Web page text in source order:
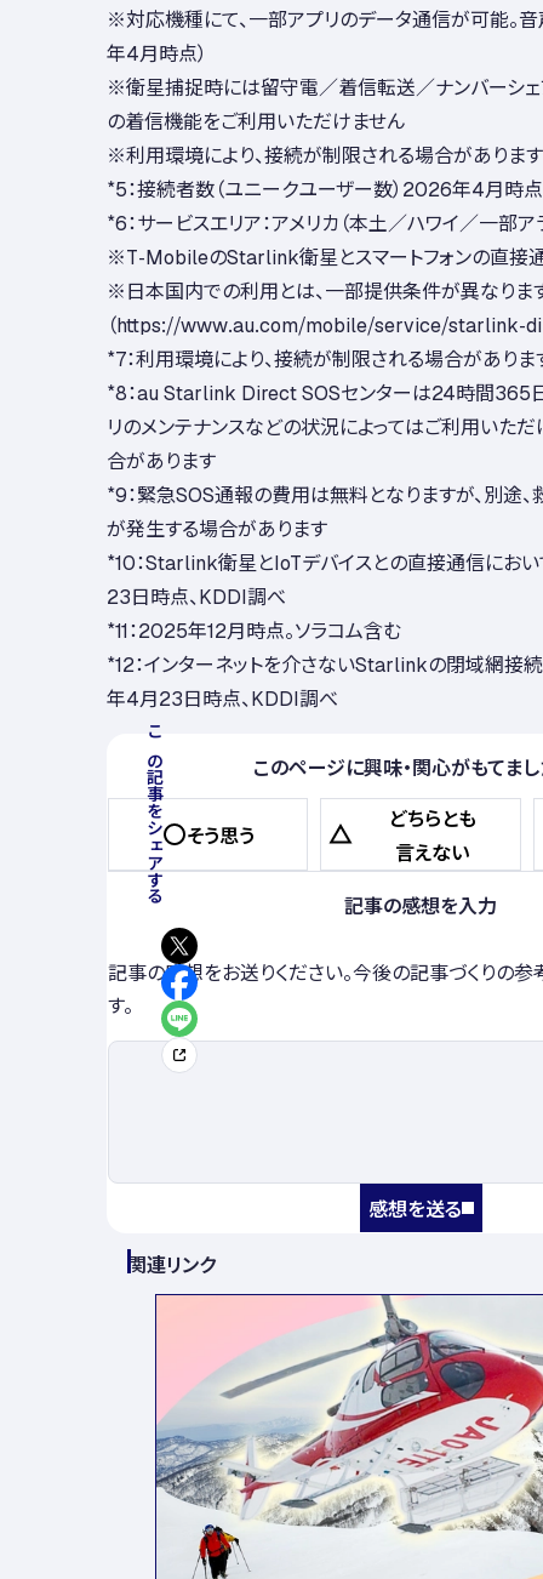
※対応機種にて、一部アプリのデータ通信が可能。
年4月時点）
※衛星捕捉時には留守電／着信転送／ナンバーシェア
の着信機能をご利用いただけません
※利用環境により、接続が制限される場合があります
*5：接続者数（ユニークユーザー数）2026年4月時点
*6：サービスエリア：アメリカ（本土／ハワイ／一部ア
※T-MobileのStarlink衛星とスマートフォンの直接
※日本国内での利用とは、一部提供条件が異なります
（https://www.au.com/mobile/service/starlink-
*7：利用環境により、接続が制限される場合がありま
*8：au Starlink Direct SOSセンターは24時間365
リのメンテナンスなどの状況によってはご利用いた
合があります
*9：緊急SOS通報の費用は無料となりますが、別途
が発生する場合があります
*10：Starlink衛星とIoTデバイスとの直接通信にお
23日時点、KDDI調べ
*11：2025年12月時点。ソラコム含む
*12：インターネットを介さないStarlinkの閉域網接
年4月23日時点、KDDI調べ
この記事をシェアする このページに興味・関心がもてまし
そう思う
どちらとも
言えない
記事の感想を入力
記事の感想をお送りください。今後の記事づくりの
す。
感想を送る
関連リンク